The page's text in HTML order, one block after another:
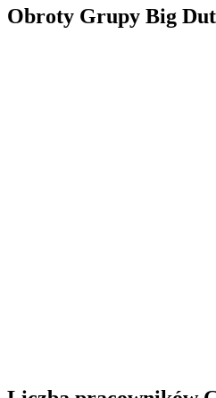
Obroty Grupy Big